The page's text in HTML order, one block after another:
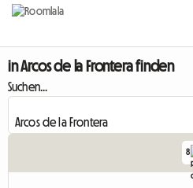
in Arcos de la Frontera finden
Suchen...
8